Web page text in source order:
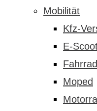
Mobilität
Kfz-
E-
Moped